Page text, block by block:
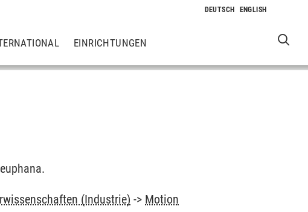
EINRICHTUNGEN
(Industrie) -> Motion